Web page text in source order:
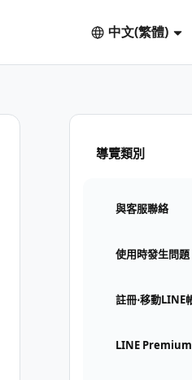
中文(繁體)
導覽類別
與客服聯絡
使用時發生問題
註冊⋅移動LINE
LINE Premium